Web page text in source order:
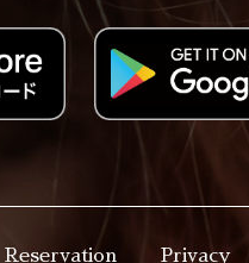
Reservation Privacy